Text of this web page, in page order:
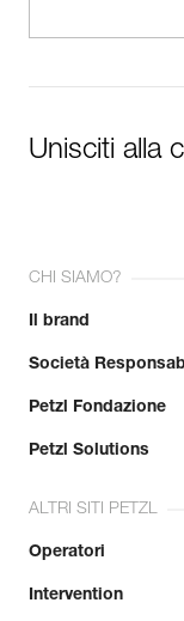
Unisciti alla
CHI SIAMO?
Il brand
Società
Petzl Fondazione
Petzl Solutions
ALTRI SITI PETZL
Operatori
Intervention